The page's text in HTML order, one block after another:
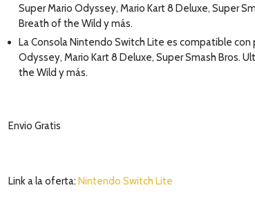
Super Mario Odyssey, Mario Kart 8 Deluxe, Super
Breath of the Wild y más.
La Consola Nintendo Switch Lite es compatible con
Odyssey, Mario Kart 8 Deluxe, Super Smash Bros.
the Wild y más.
Envio Gratis
Link a la oferta: Nintendo Switch Lite